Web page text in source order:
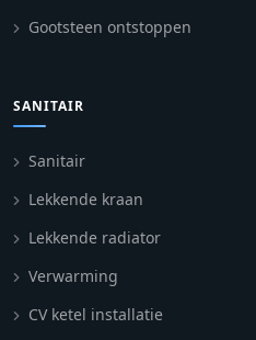
Gootsteen ontstoppen
SANITAIR
Sanitair
Lekkende kraan
Lekkende radiator
Verwarming
CV ketel installatie